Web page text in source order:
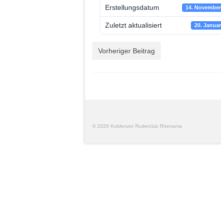
Erstellungsdatum 14.
Zuletzt aktualisiert 20.
Vorheriger Beitrag
© 2026 Koblenzer Ruderclub Rhenania